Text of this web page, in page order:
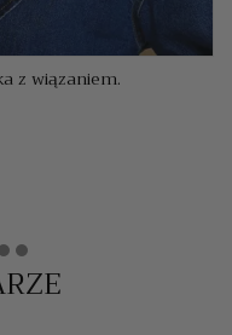
z wiązaniem.